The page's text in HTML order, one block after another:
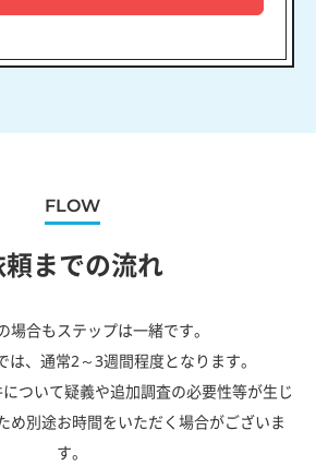
FLOW
までの流れ
場合もステップは一緒です。
は、通常2～3週間程度となります。
ついて疑義や追加調査の必要性等が生じ
め別途お時間をいただく場合がございま
す。